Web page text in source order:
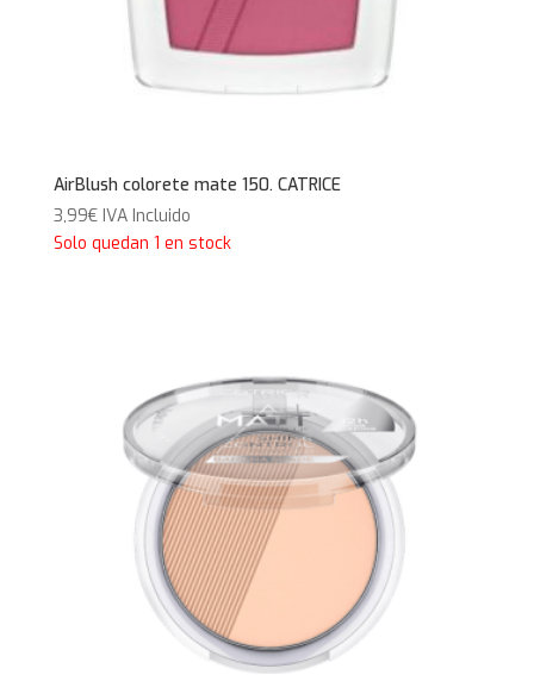
AirBlush colorete mate 150. CATRICE
3,99€ IVA Incluido
Solo quedan 1 en stock